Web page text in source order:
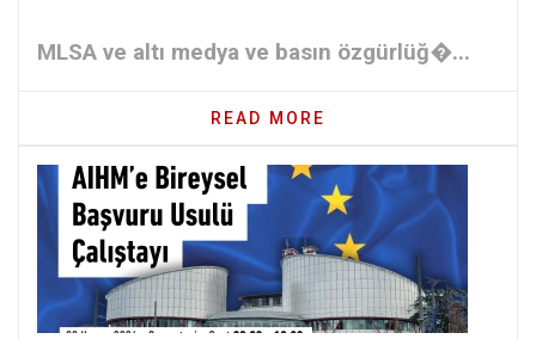
MLSA ve altı medya ve basın özgürlüğ�...
READ MORE